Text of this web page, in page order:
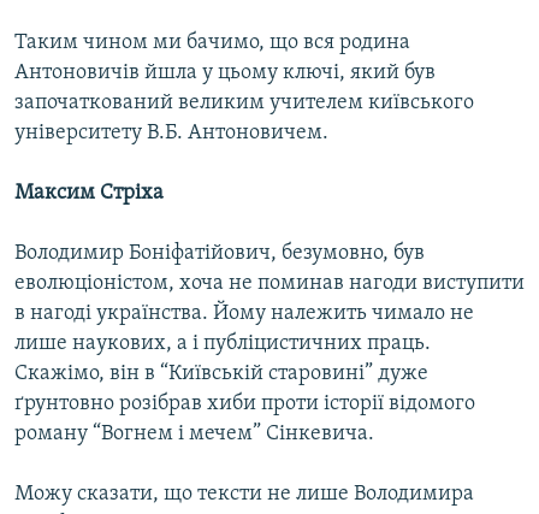
Таким чином ми бачимо, що вся родина
Антоновичів йшла у цьому ключі, який був
започаткований великим учителем київського
університету В.Б. Антоновичем.
Максим Стріха
Володимир Боніфатійович, безумовно, був
еволюціоністом, хоча не поминав нагоди виступити
в нагоді українства. Йому належить чимало не
лише наукових, а і публіцистичних праць.
Скажімо, він в “Київській старовині” дуже
ґрунтовно розібрав хиби проти історії відомого
роману “Вогнем і мечем” Сінкевича.
Можу сказати, що тексти не лише Володимира